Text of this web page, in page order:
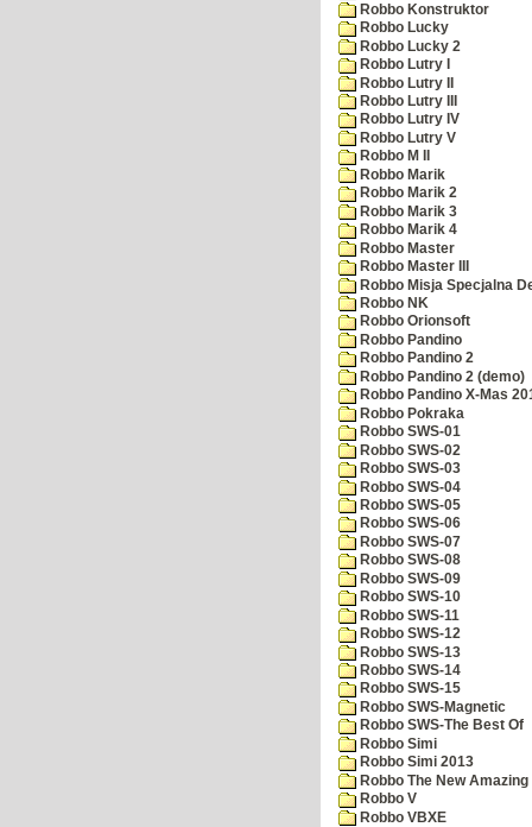
Robbo Konstruktor
Robbo Lucky
Robbo Lucky 2
Robbo Lutry I
Robbo Lutry II
Robbo Lutry III
Robbo Lutry IV
Robbo Lutry V
Robbo M II
Robbo Marik
Robbo Marik 2
Robbo Marik 3
Robbo Marik 4
Robbo Master
Robbo Master III
Robbo Misja Specjalna
Robbo NK
Robbo Orionsoft
Robbo Pandino
Robbo Pandino 2
Robbo Pandino 2 (demo)
Robbo Pandino X-Mas
Robbo Pokraka
Robbo SWS-01
Robbo SWS-02
Robbo SWS-03
Robbo SWS-04
Robbo SWS-05
Robbo SWS-06
Robbo SWS-07
Robbo SWS-08
Robbo SWS-09
Robbo SWS-10
Robbo SWS-11
Robbo SWS-12
Robbo SWS-13
Robbo SWS-14
Robbo SWS-15
Robbo SWS-Magnetic
Robbo SWS-The Best Of
Robbo Simi
Robbo Simi 2013
Robbo The New
Robbo V
Robbo VBXE